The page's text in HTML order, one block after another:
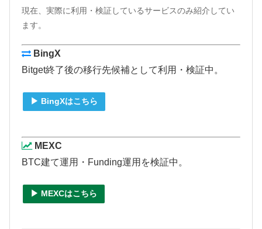
現在、実際に利用・検証しているサービスのみ紹介してい
ます。
BingX
Bitget終了後の移行先候補として利用・検証中。
▶ BingXはこちら
MEXC
BTC建て運用・Funding運用を検証中。
▶ MEXCはこちら